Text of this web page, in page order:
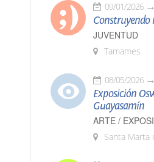
09/01/2026
JUVENTUD
Tamames
08/05/2026
Exposición
Guayasamín
ARTE /
Santa Marta